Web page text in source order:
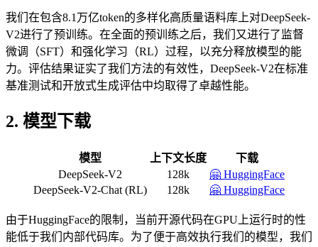
我们在包含8.1万亿token的多样化高质量语料库上对DeepSeek-
V2进行了预训练。在全面的预训练之后，我们又进行了监督
微调（SFT）和强化学习（RL）过程，以充分释放模型的能
力。评估结果证实了我们方法的有效性，DeepSeek-V2在标准
基准测试和开放式生成评估中均取得了卓越性能。
2. 模型下载
模型 上下文长度
下载
DeepSeek-V2
128k
🤗 HuggingFace
DeepSeek-V2-Chat (RL)
128k 🤗 HuggingFace
由于HuggingFace的限制，当前开源代码在GPU上运行时的性
能低于我们内部代码库。为了便于高效执行我们的模型，我们